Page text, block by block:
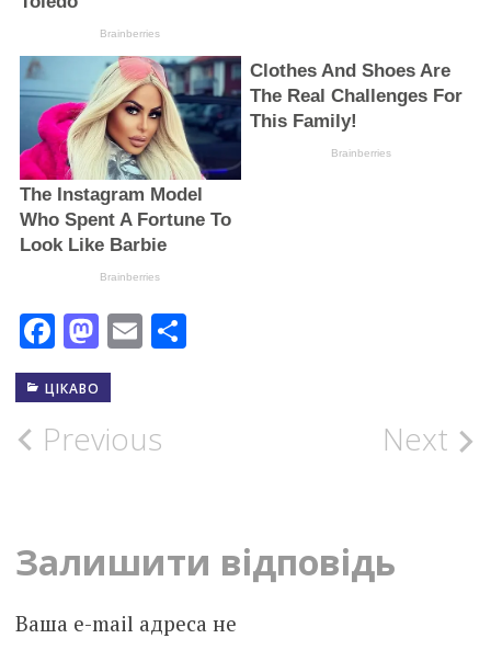
Facebook
Mastodon
EmailПоділитися
ЦІКАВО
Post
Previous Next
Залишити відповідь
Ваша e-mail адреса не